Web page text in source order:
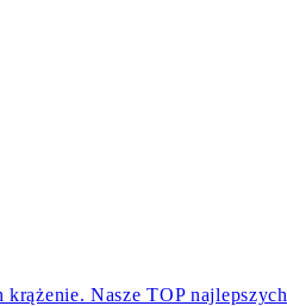
Nasze TOP najlepszych